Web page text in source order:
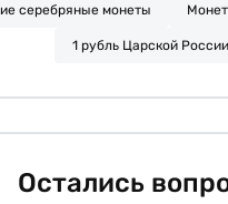
серебряные монеты
1 рубль Царской России
Остались